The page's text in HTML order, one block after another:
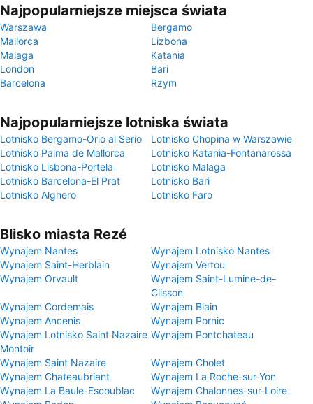
Najpopularniejsze miejsca świata
Warszawa
Bergamo
Mallorca
Lizbona
Malaga
Katania
London
Bari
Barcelona
Rzym
Najpopularniejsze lotniska świata
Lotnisko Bergamo-Orio al Serio
Lotnisko Chopina w Warszawie
Lotnisko Palma de Mallorca
Lotnisko Katania-Fontanarossa
Lotnisko Lisbona-Portela
Lotnisko Malaga
Lotnisko Barcelona-El Prat
Lotnisko Bari
Lotnisko Alghero
Lotnisko Faro
Blisko miasta Rezé
Wynajem Nantes
Wynajem Lotnisko Nantes
Wynajem Saint-Herblain
Wynajem Vertou
Wynajem Orvault
Wynajem Saint-Lumine-de-
Clisson
Wynajem Cordemais
Wynajem Blain
Wynajem Ancenis
Wynajem Pornic
Wynajem Lotnisko Saint Nazaire
Montoir
Wynajem Pontchateau
Wynajem Saint Nazaire
Wynajem Cholet
Wynajem Chateaubriant
Wynajem La Roche-sur-Yon
Wynajem La Baule-Escoublac
Wynajem Chalonnes-sur-Loire